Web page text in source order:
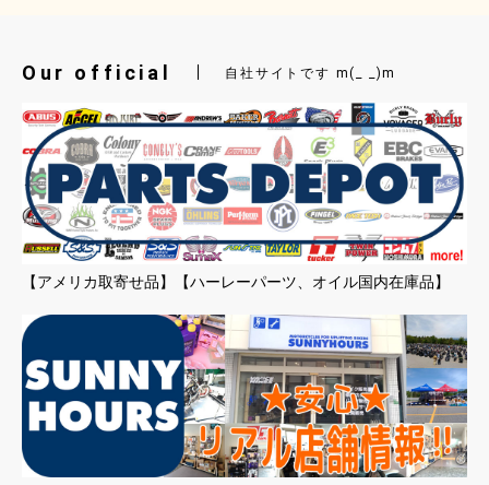
Our official 自社サイトです m(_ _)m
【アメリカ取寄せ品】【ハーレーパーツ、オイル国内在庫品】